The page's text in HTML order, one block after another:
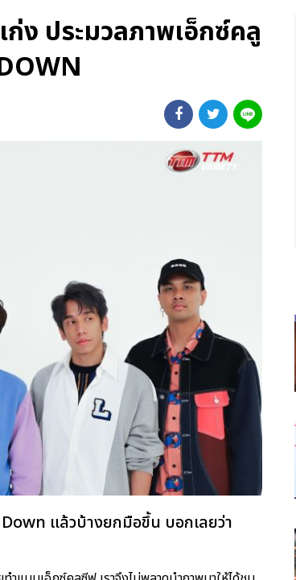
ก่ง ประมวลภาพเอ็กซ์คลู
แล้วบ้างยกมือขึ้น บอกเลยว่า